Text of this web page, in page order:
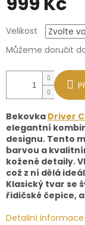
cena:
Velikost
Můžeme doručit
Bekovka Driver
elegantní
designu. Tento
barvou a
kožené detaily.
což z ní dělá
Klasický tvar se
řidičské čepice,
Detailní informace